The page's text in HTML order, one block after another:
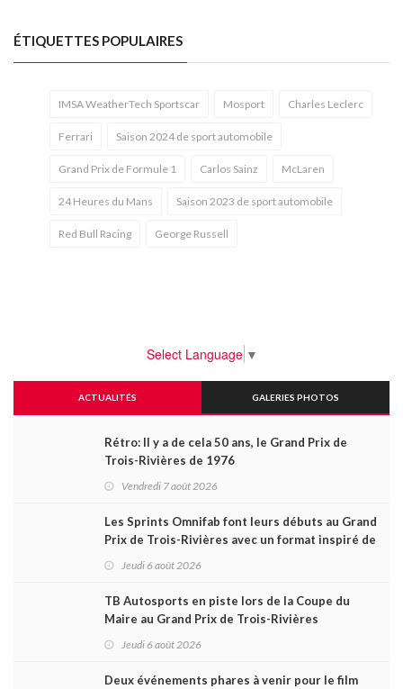
ÉTIQUETTES POPULAIRES
IMSA WeatherTech Sportscar Mosport Charles Leclerc
Ferrari Saison 2024 de sport automobile
Grand Prix de Formule 1 Carlos Sainz McLaren
24 Heures du Mans Saison 2023 de sport automobile
Red Bull Racing George Russell
Select Language ▼
ACTUALITÉS GALERIES PHOTOS
Rétro: Il y a de cela 50 ans, le Grand Prix de
Trois-Rivières de 1976
Vendredi 7 août 2026
Les Sprints Omnifab font leurs débuts au Grand
Prix de Trois-Rivières avec un format inspiré de
Jeudi 6 août 2026
TB Autosports en piste lors de la Coupe du
Maire au Grand Prix de Trois-Rivières
Jeudi 6 août 2026
Deux événements phares à venir pour le film